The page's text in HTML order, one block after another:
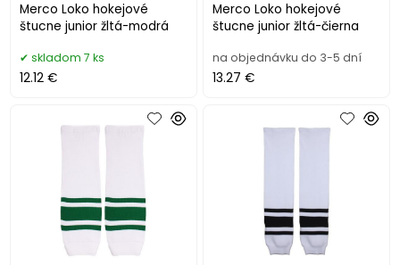
Merco Loko hokejové
štucne junior žltá-modrá
skladom 7 ks
12.12 €
Merco Loko hokejové
štucne junior žltá-čierna
na objednávku do 3-5 dní
13.27 €